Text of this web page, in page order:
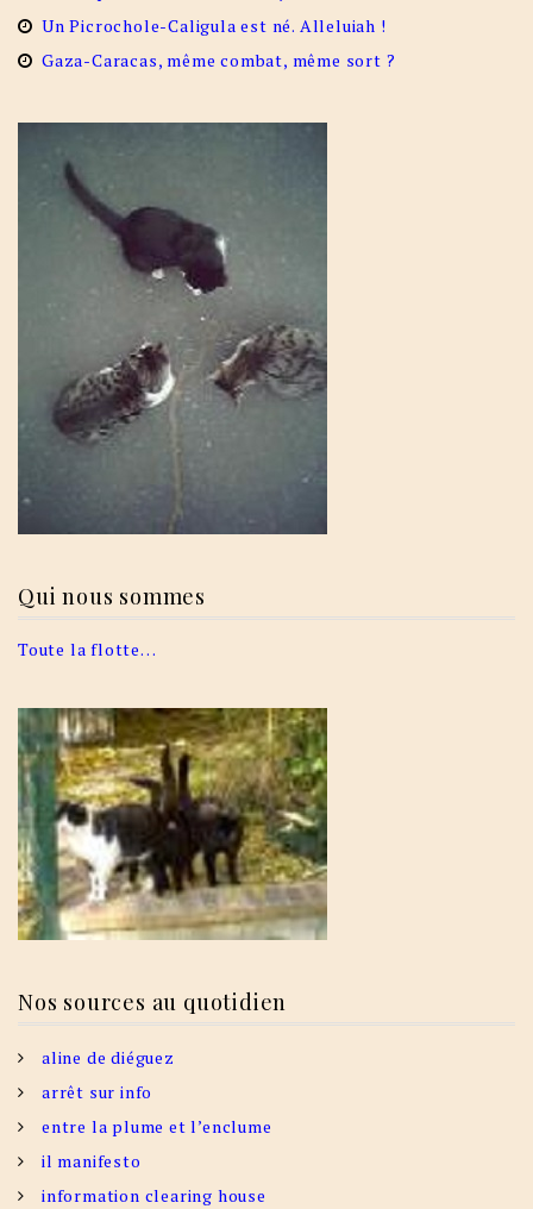
Un Picrochole-Caligula est né. Alleluiah !
Gaza-Caracas, même combat, même sort ?
Qui nous sommes
Toute la flotte…
Nos sources au quotidien
aline de diéguez
arrêt sur info
entre la plume et l’enclume
il manifesto
information clearing house